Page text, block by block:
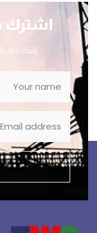
اشترك
إشترك ف